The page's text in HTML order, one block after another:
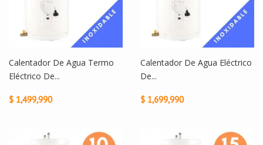
Calentador De Agua Termo
Eléctrico De...
$ 1,499,990
Calentador De Agua Eléctrico
De...
$ 1,699,990